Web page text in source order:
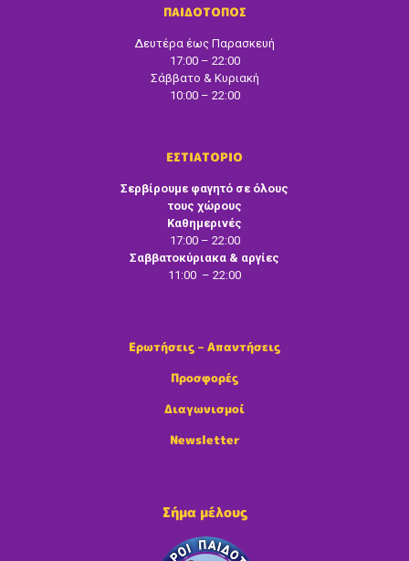
ΠΑΙΔΟΤΟΠΟΣ
Δευτέρα έως Παρασκευή
17:00 – 22:00
Σάββατο & Κυριακή
10:00 – 22:00
ΕΣΤΙΑΤΟΡΙΟ
Σερβίρουμε φαγητό σε όλους
τους χώρους
Καθημερινές
17:00 – 22:00
Σαββατοκύριακα & αργίες
11:00 – 22:00
Ερωτήσεις – Απαντήσεις
Προσφορές
Διαγωνισμοί
Newsletter
Σήμα μέλους